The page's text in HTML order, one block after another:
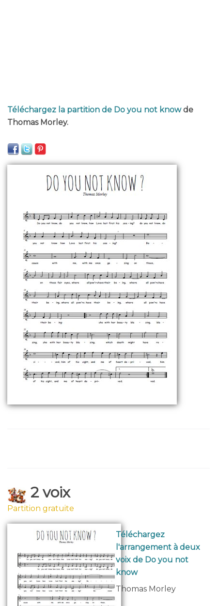
Téléchargez la partition de Do you not knowde
Thomas Morley.
2 voix
Partition gratuite
Téléchargez
l'arrangement à deux
voix de Do you not
know
Thomas Morley